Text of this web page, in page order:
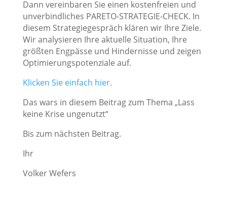
Dann vereinbaren Sie einen kostenfreien und
unverbindliches PARETO-STRATEGIE-CHECK. In
diesem Strategiegespräch klären wir Ihre Ziele.
Wir analysieren Ihre aktuelle Situation, Ihre
größten Engpässe und Hindernisse und zeigen
Optimierungspotenziale auf.
Klicken Sie einfach hier.
Das wars in diesem Beitrag zum Thema „Lass
keine Krise ungenutzt“
Bis zum nächsten Beitrag.
Ihr
Volker Wefers